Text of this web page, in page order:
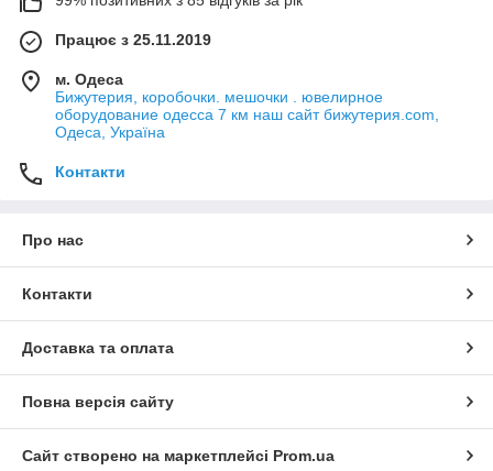
Працює з 25.11.2019
м. Одеса
Бижутерия, коробочки. мешочки . ювелирное
оборудование одесса 7 км наш сайт бижутерия.com,
Одеса, Україна
Контакти
Про нас
Контакти
Доставка та оплата
Повна версія сайту
Сайт створено на маркетплейсі Prom.ua